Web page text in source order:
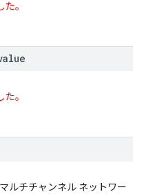
。
。
ルチチャンネル ネットワー